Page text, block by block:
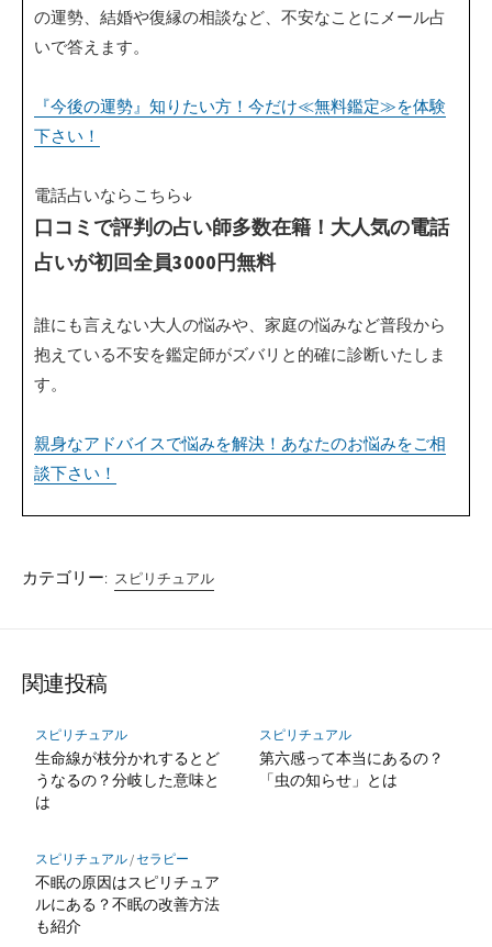
の運勢、結婚や復縁の相談など、不安なことにメール占
いで答えます。
『今後の運勢』知りたい方！今だけ≪無料鑑定≫を体験
下さい！
電話占いならこちら↓
口コミで評判の占い師多数在籍！大人気の電話
占いが初回全員3000円無料
誰にも言えない大人の悩みや、家庭の悩みなど普段から
抱えている不安を鑑定師がズバリと的確に診断いたしま
す。
親身なアドバイスで悩みを解決！あなたのお悩みをご相
談下さい！
カテゴリー: スピリチュアル
関連投稿
スピリチュアル
生命線が枝分かれするとど
うなるの？分岐した意味と
は
スピリチュアル
第六感って本当にあるの？
「虫の知らせ」とは
スピリチュアル/セラピー
不眠の原因はスピリチュア
ルにある？不眠の改善方法
も紹介